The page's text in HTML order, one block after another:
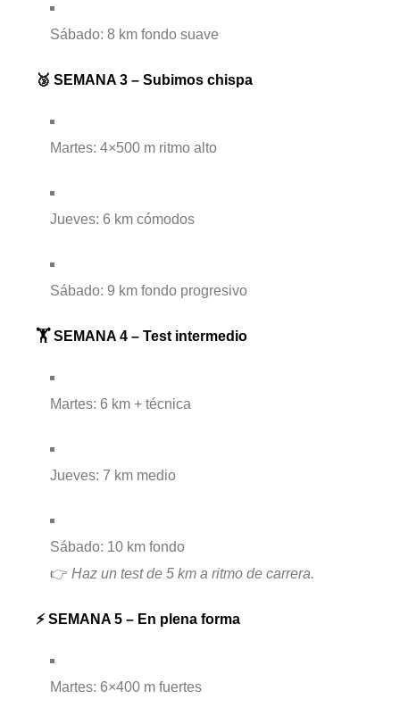
Sábado: 8 km fondo suave
🥉 SEMANA 3 – Subimos chispa
Martes: 4×500 m ritmo alto
Jueves: 6 km cómodos
Sábado: 9 km fondo progresivo
🏋️ SEMANA 4 – Test intermedio
Martes: 6 km + técnica
Jueves: 7 km medio
Sábado: 10 km fondo
👉 Haz un test de 5 km a ritmo de carrera.
⚡ SEMANA 5 – En plena forma
Martes: 6×400 m fuertes